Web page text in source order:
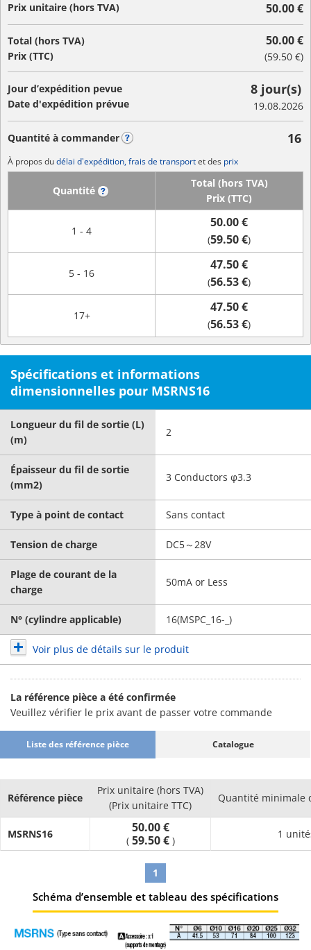
Prix unitaire (hors TVA) 50.00 €
Total (hors TVA)
Prix (TTC)
50.00 €
(59.50 €)
Jour d’expédition pevue
Date d'expédition prévue
8 jour(s)
19.08.2026
Quantité à commander 16
À propos dudélai d'expédition, frais de transportet des prix
Quantité
Total (hors TVA)
Prix (TTC)
1 - 4
50.00 €
(59.50 €)
5 - 16
47.50 €
(56.53 €)
17+
47.50 €
(56.53 €)
Spécifications et informations
dimensionnelles pour MSRNS16
Longueur du fil de sortie (L)
(m)
2
Épaisseur du fil de sortie
(mm2)
3 Conductors φ3.3
Type à point de contact Sans contact
Tension de charge DC5～28V
Plage de courant de la
charge
50mA or Less
N° (cylindre applicable) 16(MSPC_16-_)
Voir plus de détails sur le produit
La référence pièce a été confirmée
Veuillez vérifier le prix avant de passer votre commande
Liste des référence pièce Catalogue
Référence pièce
Prix unitaire (hors TVA)
(Prix unitaire TTC)
Quantité minimale
MSRNS16 50.00 €
( 59.50 € )
1
1
Schéma d’ensemble et tableau des spécifications